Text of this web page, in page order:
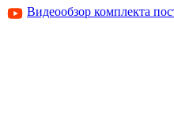
Видеообзор комплекта